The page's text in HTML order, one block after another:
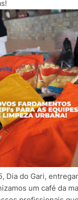
Dia do Gari,
um café da